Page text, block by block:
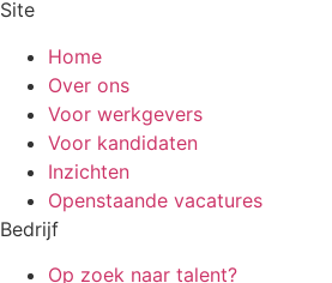
Site
Home
Over ons
Voor werkgevers
Voor kandidaten
Inzichten
Openstaande vacatures
Bedrijf
Op zoek naar talent?